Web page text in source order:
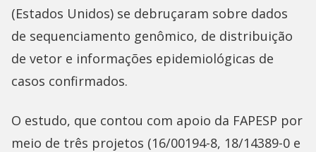
(Estados Unidos) se debruçaram sobre dados
de sequenciamento genômico, de distribuição
de vetor e informações epidemiológicas de
casos confirmados.
O estudo, que contou com apoio da FAPESP por
meio de três projetos (16/00194-8, 18/14389-0 e